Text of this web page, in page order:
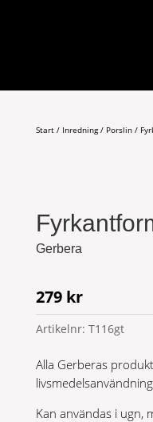
Start/ Inredning/ Porslin/
Gerbera
279 kr
Artikelnr: T116gt
Alla Gerberas
Kan användas i ugn,